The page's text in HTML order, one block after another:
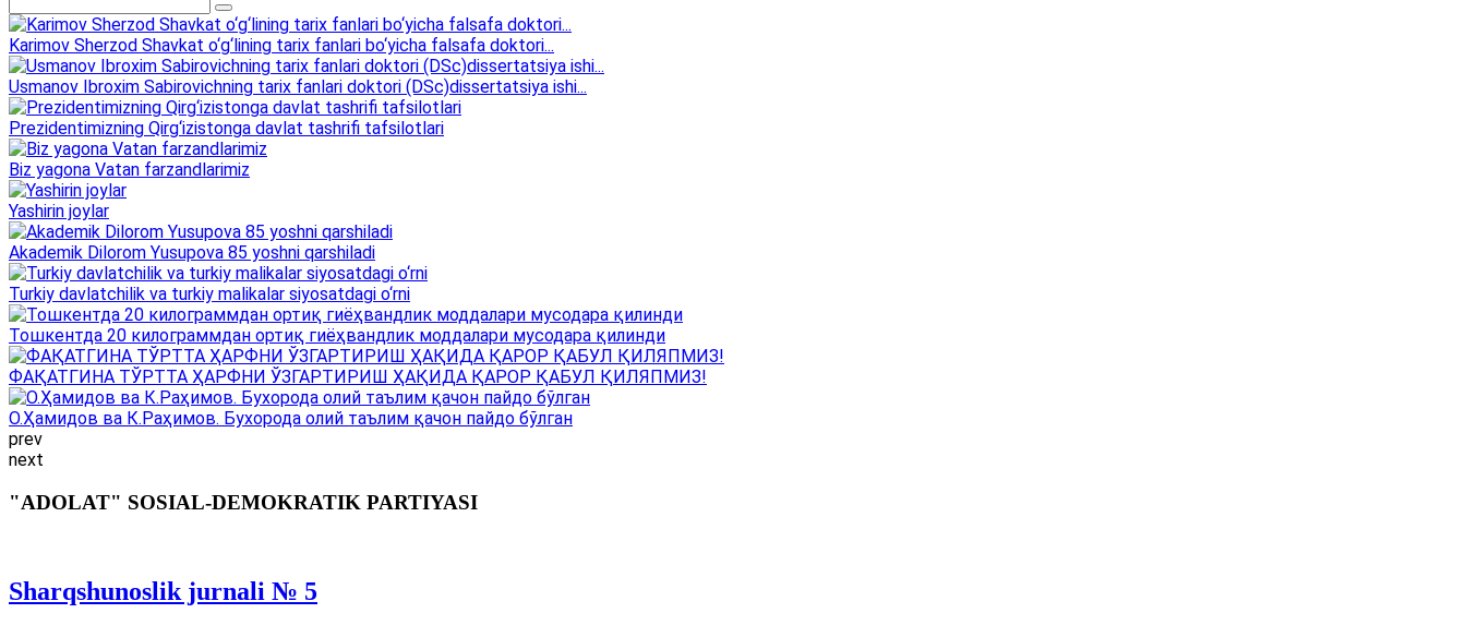
Karimov Sherzod Shavkat o‘g‘lining tarix fanlari bo‘yicha falsafa doktori...
Usmanov Ibroxim Sabirovichning tarix fanlari doktori (DSc)dissertatsiya ishi...
Prezidentimizning Qirg‘izistonga davlat tashrifi tafsilotlari
Biz yagona Vatan farzandlarimiz
Yashirin joylar
Akademik Dilorom Yusupova 85 yoshni qarshiladi
Turkiy davlatchilik va turkiy malikalar siyosatdagi o‘rni
Тошкентда 20 килограммдан ортиқ гиёҳвандлик моддалари мусодара қилинди
ФАҚАТГИНА ТЎРТТА ҲАРФНИ ЎЗГАРТИРИШ ҲАҚИДА ҚАРОР ҚАБУЛ ҚИЛЯПМИЗ!
О.Ҳамидов ва К.Раҳимов. Бухорода олий таълим қачон пайдо бўлган
prev
next
"ADOLAT" SOSIAL-DEMOKRATIK PARTIYASI
Sharqshunoslik jurnali № 5